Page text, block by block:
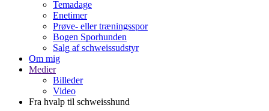
Temadage
Enetimer
Prøve- eller træningsspor
Bogen Sporhunden
Salg af schweissudstyr
Om mig
Medier
Billeder
Video
Fra hvalp til schweisshund